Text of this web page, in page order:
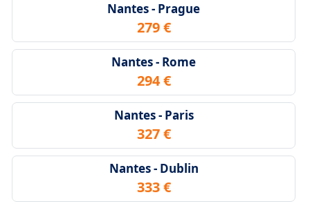
Nantes - Prague
279 €
Nantes - Rome
294 €
Nantes - Paris
327 €
Nantes - Dublin
333 €